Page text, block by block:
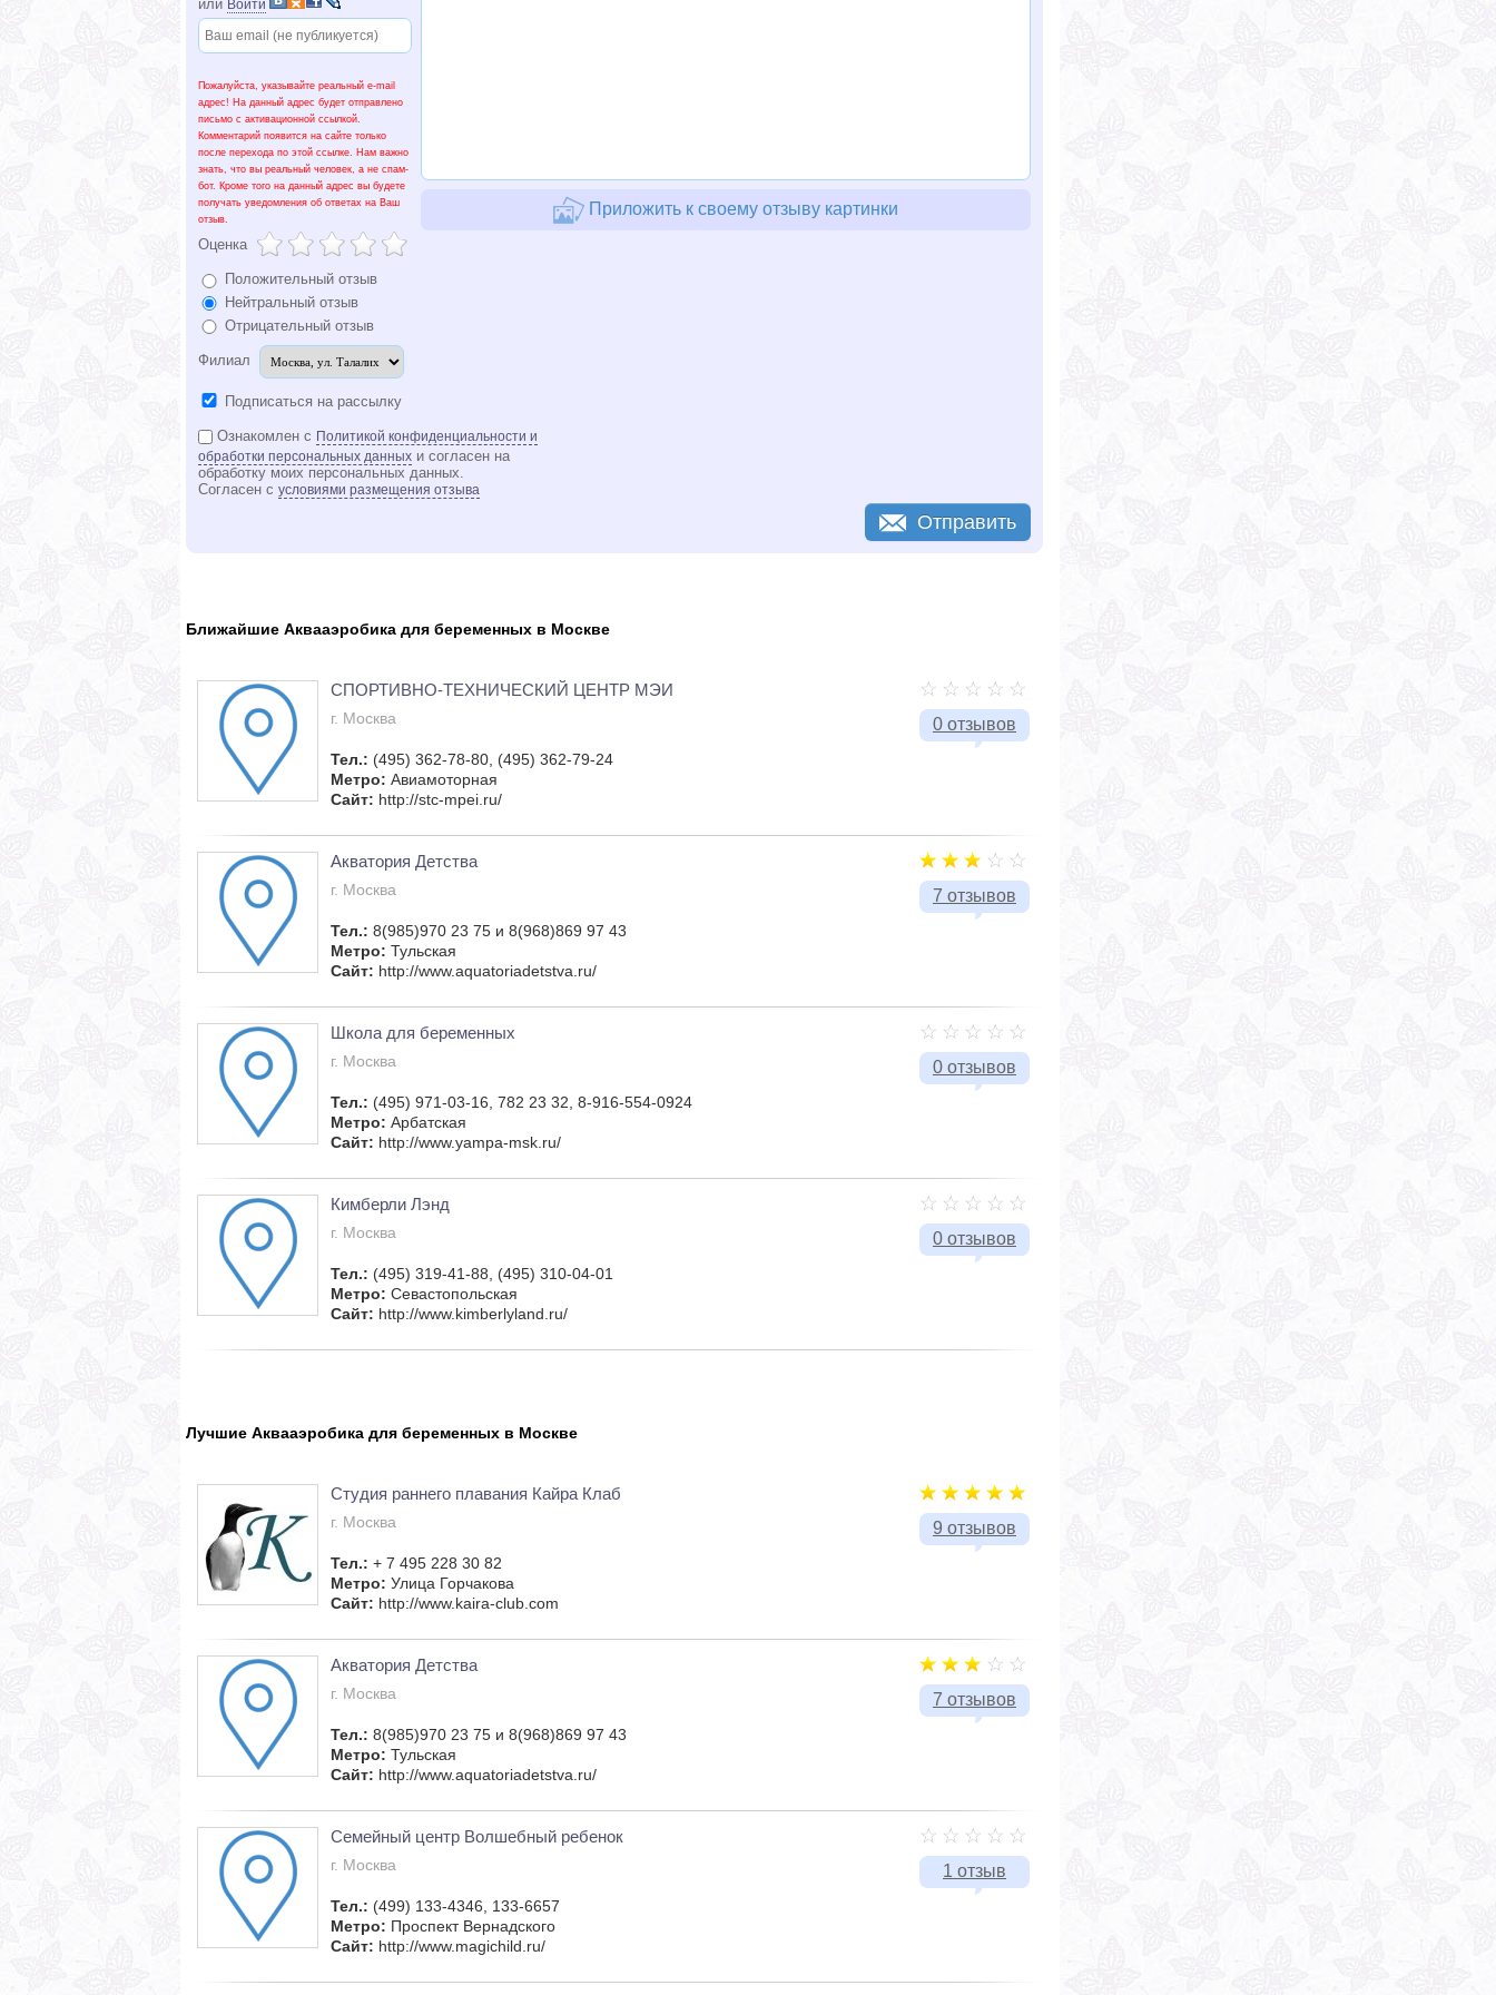
или Войти
Пожалуйста, указывайте реальный e-mail
адрес! На данный адрес будет отправлено
письмо с активационной ссылкой.
Комментарий появится на сайте только
после перехода по этой ссылке. Нам важно
знать, что вы реальный человек, а не спам-
бот. Кроме того на данный адрес вы будете
получать уведомления об ответах на Ваш
отзыв.
Оценка
Положительный отзыв
Нейтральный отзыв
Отрицательный отзыв
Филиал
Подписаться на рассылку
Приложить к своему отзыву картинки
Ознакомлен с Политикой конфиденциальности и
обработки персональных данных и согласен на
обработку моих персональных данных.
Согласен с условиями размещения отзыва
Отправить
Ближайшие Аквааэробика для беременных в Москве
0 отзывов
СПОРТИВНО-ТЕХНИЧЕСКИЙ ЦЕНТР МЭИ
г. Москва
Тел.: (495) 362-78-80, (495) 362-79-24
Метро: Авиамоторная
Сайт: http://stc-mpei.ru/
7 отзывов
Акватория Детства
г. Москва
Тел.: 8(985)970 23 75 и 8(968)869 97 43
Метро: Тульская
Сайт: http://www.aquatoriadetstva.ru/
0 отзывов
Школа для беременных
г. Москва
Тел.: (495) 971-03-16, 782 23 32, 8-916-554-0924
Метро: Арбатская
Сайт: http://www.yampa-msk.ru/
0 отзывов
Кимберли Лэнд
г. Москва
Тел.: (495) 319-41-88, (495) 310-04-01
Метро: Севастопольская
Сайт: http://www.kimberlyland.ru/
Лучшие Аквааэробика для беременных в Москве
9 отзывов
Студия раннего плавания Кайра Клаб
г. Москва
Тел.: + 7 495 228 30 82
Метро: Улица Горчакова
Сайт: http://www.kaira-club.com
7 отзывов
Акватория Детства
г. Москва
Тел.: 8(985)970 23 75 и 8(968)869 97 43
Метро: Тульская
Сайт: http://www.aquatoriadetstva.ru/
1 отзыв
Семейный центр Волшебный ребенок
г. Москва
Тел.: (499) 133-4346, 133-6657
Метро: Проспект Вернадского
Сайт: http://www.magichild.ru/